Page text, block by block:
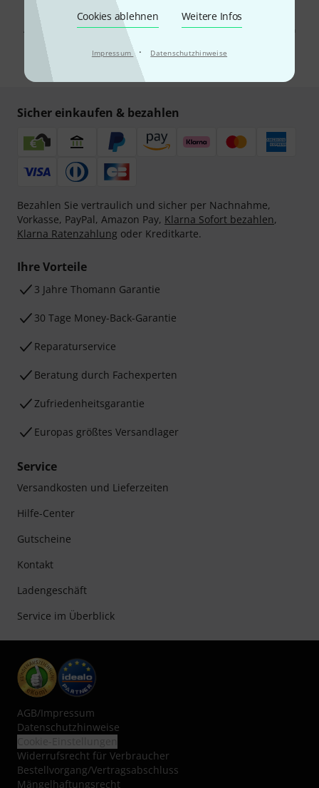
Cookies ablehnen Weitere Infos
Impressum · Datenschutzhinweise
Mit Klick auf „Jetzt anmelden“ stimmen Sie dem Erhalt von E-Mail-
Werbung und einer Messung des E-Mail-Nutzungsverhaltens zu. Die
Abmeldung ist jederzeit möglich. Weitere Informationen finden Sie in
unserenDatenschutzhinweisen
* Pflichtfeld
Sicher einkaufen & bezahlen
Bezahlen Sie vertraulich und sicher per Nachnahme,
Vorkasse, PayPal, Amazon Pay, Klarna Sofort bezahlen,
Klarna Ratenzahlung oder Kreditkarte.
Ihre Vorteile
3 Jahre Thomann Garantie
30 Tage Money-Back-Garantie
Reparaturservice
Beratung durch Fachexperten
Zufriedenheitsgarantie
Europas größtes Versandlager
Service
Versandkosten und Lieferzeiten
Hilfe-Center
Gutscheine
Kontakt
Ladengeschäft
Service im Überblick
AGB/Impressum
Datenschutzhinweise
Widerrufsrecht für Verbraucher
Bestellvorgang/Vertragsabschluss
Mängelhaftungsrecht